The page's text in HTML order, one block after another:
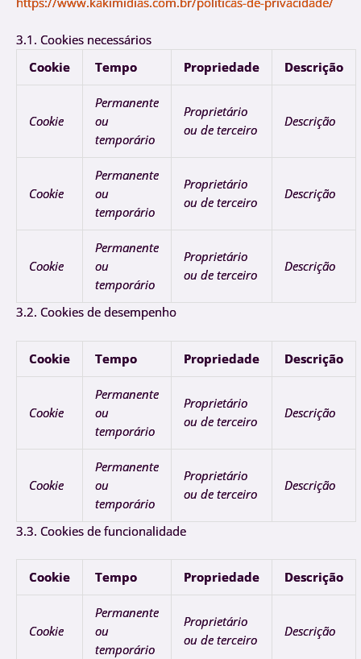
3.1. Cookies necessários
Cookie
Tempo Propriedade Descrição
Cookie
Permanente
ou
temporário
Proprietário
ou de terceiro
Descrição
Cookie
Permanente
ou
temporário
Proprietário
ou de terceiro
Descrição
Cookie
Permanente
ou
temporário
Proprietário
ou de terceiro
Descrição
3.2. Cookies de desempenho
Cookie Tempo Propriedade Descrição
Cookie
Permanente
ou
temporário
Proprietário
ou de terceiro
Descrição
Cookie
Permanente
ou
temporário
Proprietário
ou de terceiro
Descrição
3.3. Cookies de funcionalidade
Cookie Tempo Propriedade Descrição
Cookie
Permanente
ou
temporário
Proprietário
ou de terceiro
Descrição